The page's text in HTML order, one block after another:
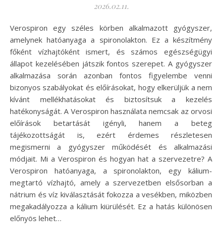
2026.02.11.
Verospiron egy széles körben alkalmazott gyógyszer,
amelynek hatóanyaga a spironolakton. Ez a készítmény
főként vízhajtóként ismert, és számos egészségügyi
állapot kezelésében játszik fontos szerepet. A gyógyszer
alkalmazása során azonban fontos figyelembe venni
bizonyos szabályokat és előírásokat, hogy elkerüljük a nem
kívánt mellékhatásokat és biztosítsuk a kezelés
hatékonyságát. A Verospiron használata nemcsak az orvosi
előírások betartását igényli, hanem a beteg
tájékozottságát is, ezért érdemes részletesen
megismerni a gyógyszer működését és alkalmazási
módjait. Mi a Verospiron és hogyan hat a szervezetre? A
Verospiron hatóanyaga, a spironolakton, egy kálium-
megtartó vízhajtó, amely a szervezetben elsősorban a
nátrium és víz kiválasztását fokozza a vesékben, miközben
megakadályozza a kálium kiürülését. Ez a hatás különösen
előnyös lehet…